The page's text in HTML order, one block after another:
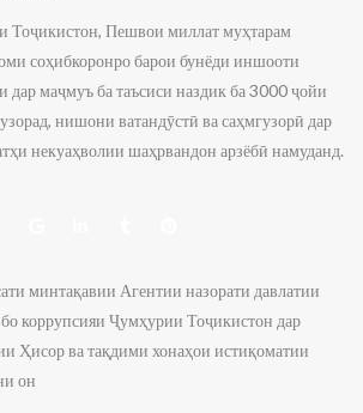
Тоҷикистон, Пешвои миллат муҳтарам
соҳибкоронро барои бунёди иншооти
маҷмуъ ба таъсиси наздик ба 3000 ҷойи
нишони ватандӯстӣ ва саҳмгузорӣ дар
некуаҳволии шаҳрвандон арзёбӣ намуданд.
минтақавии Агентии назорати давлатии
коррупсияи Ҷумҳурии Тоҷикистон дар
Ҳисор ва тақдими хонаҳои истиқоматии
он